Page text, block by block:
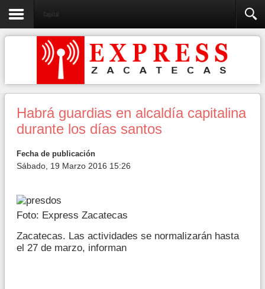
Capital
Habrá guardias en alcaldía capitalina
durante los días santos
Fecha de publicación
Sábado, 19 Marzo 2016 15:26
Foto: Express Zacatecas
Zacatecas. Las actividades se normalizarán hasta
el 27 de marzo, informan